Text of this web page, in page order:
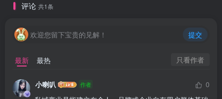
评论 共1条
欢迎您留下宝贵的见解！ 提交
最新 最热 只看作者
小喇叭 作者
0